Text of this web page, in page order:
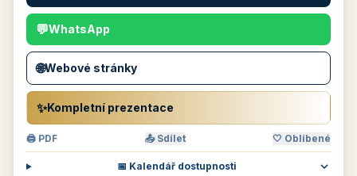
💬WhatsApp
🌐Webové stránky
✨Kompletní prezentace
🖨 PDF 📤 Sdílet 🤍 Oblíbené
📅 Kalendář dostupnosti